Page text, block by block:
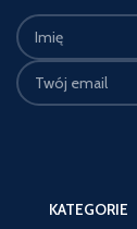
KATEGORIE